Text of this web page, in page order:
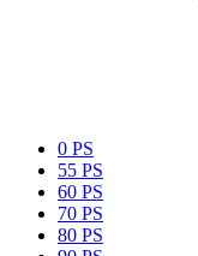
0 PS
55 PS
60 PS
70 PS
80 PS